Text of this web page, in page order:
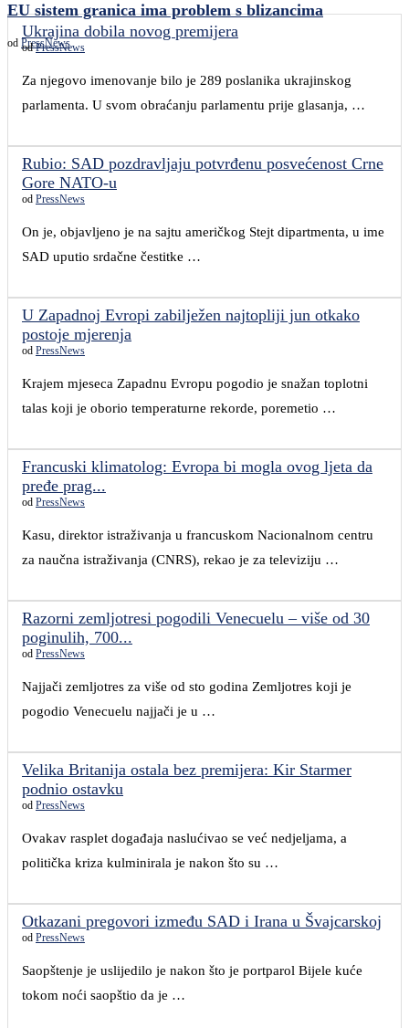
EU sistem granica ima problem s blizancima
od PressNews
Ukrajina dobila novog premijera
odPressNews
Za njegovo imenovanje bilo je 289 poslanika ukrajinskog
parlamenta. U svom obraćanju parlamentu prije glasanja, …
Rubio: SAD pozdravljaju potvrđenu posvećenost Crne
Gore NATO-u
od PressNews
On je, objavljeno je na sajtu američkog Stejt dipartmenta, u ime
SAD uputio srdačne čestitke …
U Zapadnoj Evropi zabilježen najtopliji jun otkako
postoje mjerenja
od PressNews
Krajem mjeseca Zapadnu Evropu pogodio je snažan toplotni
talas koji je oborio temperaturne rekorde, poremetio …
Francuski klimatolog: Evropa bi mogla ovog ljeta da
pređe prag...
od PressNews
Kasu, direktor istraživanja u francuskom Nacionalnom centru
za naučna istraživanja (CNRS), rekao je za televiziju …
Razorni zemljotresi pogodili Venecuelu – više od 30
poginulih, 700...
od PressNews
Najjači zemljotres za više od sto godina Zemljotres koji je
pogodio Venecuelu najjači je u …
Velika Britanija ostala bez premijera: Kir Starmer
podnio ostavku
od PressNews
Ovakav rasplet događaja naslućivao se već nedjeljama, a
politička kriza kulminirala je nakon što su …
Otkazani pregovori između SAD i Irana u Švajcarskoj
od PressNews
Saopštenje je uslijedilo je nakon što je portparol Bijele kuće
tokom noći saopštio da je …